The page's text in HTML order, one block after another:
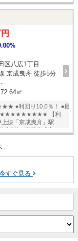
区八広1丁目
京成曳舟 徒歩5分
-
72.64㎡
●最
すぐ見る